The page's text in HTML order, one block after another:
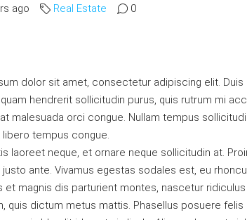
ago Real Estate 0
dolor sit amet, consectetur adipiscing elit.
hendrerit sollicitudin purus, quis rutrum mi
malesuada orci congue. Nullam tempus
libero tempus congue.
laoreet neque, et ornare neque sollicitudin at.
ante. Vivamus egestas sodales est, eu
et magnis dis parturient montes, nascetur
quis dictum metus mattis. Phasellus posuere